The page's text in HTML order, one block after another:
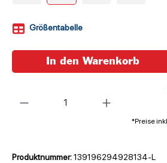
Größentabelle
*Preise
In den Warenkorb
Produktnummer:139196294928134-L